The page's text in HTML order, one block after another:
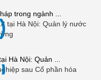
trong ngành ...
Hà Nội: Quản ...